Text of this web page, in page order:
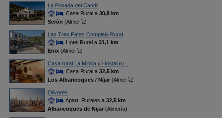
La Posada del Candil
Casa Rural a 30,8 km
Serón (Almería)
Las Tres Patas Complejo Rural
Hotel Rural a 31,1 km
Enix(Almería)
Casa rural La Minilla y Hostal ru...
Casa Rural a 32,5 km
Los Albaricoques / Níjar(Almería)
Olivares
Apart. Rurales a 32,5 km
Albaricoques de Nijar(Almería)